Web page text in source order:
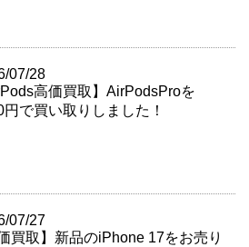
07/28
高価買取】AirPodsProを
円で買い取りしました！
07/27
価買取】新品のiPhone 17をお売り